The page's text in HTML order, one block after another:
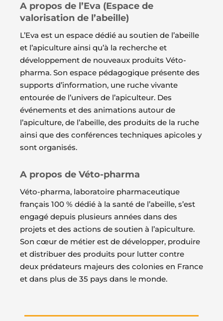
A propos de l’Eva (Espace de
valorisation de l’abeille)
L’Eva est un espace dédié au soutien de l’abeille
et l’apiculture ainsi qu’à la recherche et
développement de nouveaux produits Véto-
pharma. Son espace pédagogique présente des
supports d’information, une ruche vivante
entourée de l’univers de l’apiculteur. Des
événements et des animations autour de
l’apiculture, de l’abeille, des produits de la ruche
ainsi que des conférences techniques apicoles y
sont organisés.
A propos de Véto-pharma
Véto-pharma, laboratoire pharmaceutique
français 100 % dédié à la santé de l’abeille, s’est
engagé depuis plusieurs années dans des
projets et des actions de soutien à l’apiculture.
Son cœur de métier est de développer, produire
et distribuer des produits pour lutter contre
deux prédateurs majeurs des colonies en France
et dans plus de 35 pays dans le monde.